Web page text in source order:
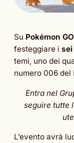
Su Pokémon GO
festeggiare i
temi, uno dei
numero 006 del
Entra nel
seguire tutte
L’evento avrà